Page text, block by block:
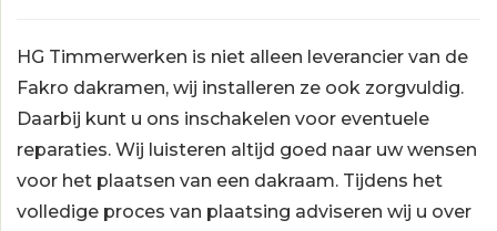
HG Timmerwerken is niet alleen leverancier van de
Fakro dakramen, wij installeren ze ook zorgvuldig.
Daarbij kunt u ons inschakelen voor eventuele
reparaties. Wij luisteren altijd goed naar uw wensen
voor het plaatsen van een dakraam. Tijdens het
volledige proces van plaatsing adviseren wij u over